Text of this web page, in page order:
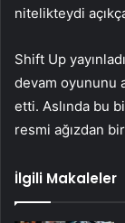
nitelikteydi
Shift Up
devam oyununu
etti. Aslında bu
resmi ağızdan
İlgili Makaleler